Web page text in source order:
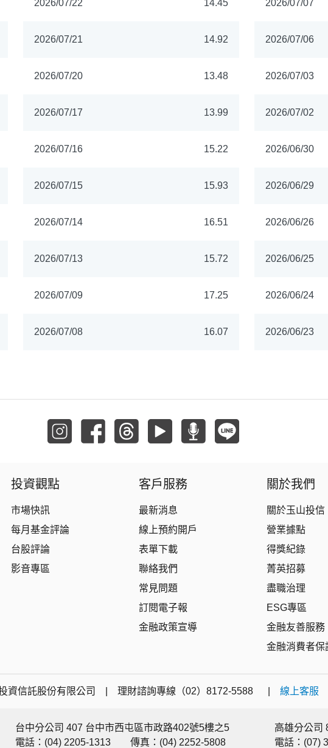
2026/07/22 14.45
2026/07/21 14.92
2026/07/20 13.48
2026/07/17 13.99
2026/07/16 15.22
2026/07/15 15.93
2026/07/14 16.51
2026/07/13 15.72
2026/07/09 17.25
2026/07/08 16.07
2026/07/07
2026/07/06
2026/07/03
2026/07/02
2026/06/30
2026/06/29
2026/06/26
2026/06/25
2026/06/24
2026/06/23
投資觀點
市場快訊
每月基金評論
台股評論
影音專區
客戶服務
最新消息
線上預約開戶
表單下載
聯絡我們
常見問題
訂閱電子報
金融政策宣導
關於我們
關於玉山投信
營業據點
得獎紀錄
菁英招募
盡職治理
ESG專區
金融友善服務
金融消費者保
投資信託股份有限公司 | 理財諮詢專線（02）8172-5588 | 線上客服
台中分公司 407 台中市西屯區市政路402號5樓之5
電話：(04) 2205-1313
傳真：(04) 2252-5808
高雄分公司
電話：(07)